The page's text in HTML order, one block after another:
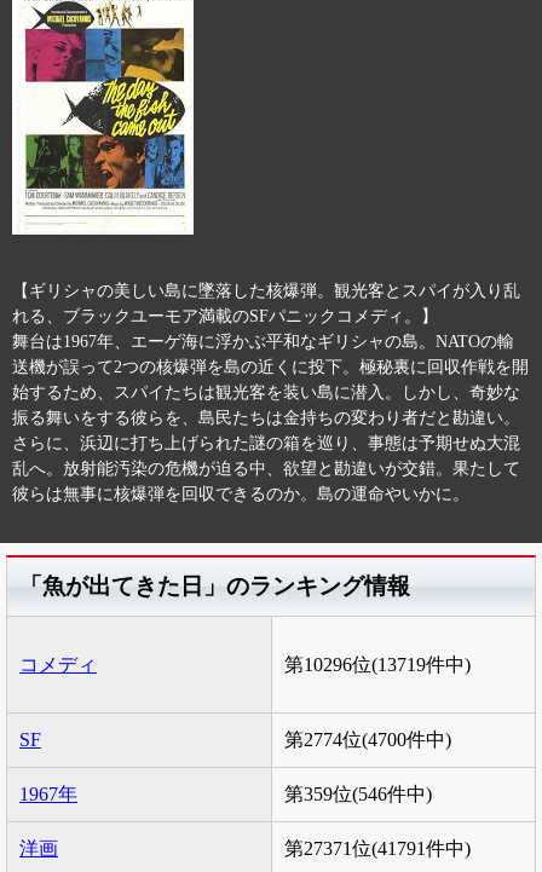
【ギリシャの美しい島に墜落した核爆弾。観光客とスパイが入り乱
れる、ブラックユーモア満載のSFパニックコメディ。】
舞台は1967年、エーゲ海に浮かぶ平和なギリシャの島。NATOの輸
送機が誤って2つの核爆弾を島の近くに投下。極秘裏に回収作戦を開
始するため、スパイたちは観光客を装い島に潜入。しかし、奇妙な
振る舞いをする彼らを、島民たちは金持ちの変わり者だと勘違い。
さらに、浜辺に打ち上げられた謎の箱を巡り、事態は予期せぬ大混
乱へ。放射能汚染の危機が迫る中、欲望と勘違いが交錯。果たして
彼らは無事に核爆弾を回収できるのか。島の運命やいかに。
「魚が出てきた日」のランキング情報
コメディ 第10296位(13719件中)
SF 第2774位(4700件中)
1967年 第359位(546件中)
洋画 第27371位(41791件中)